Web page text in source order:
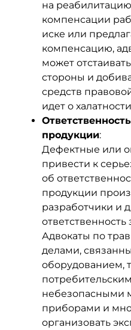
на
компенсации
иске или
компенсацию,
может
стороны и
средств
идет о
продукции:
Дефектные или
привести к
об
продукции
разработчики и
ответственность
Адвокаты по
делами,
оборудованием,
небезопасными
приборами и
организовать